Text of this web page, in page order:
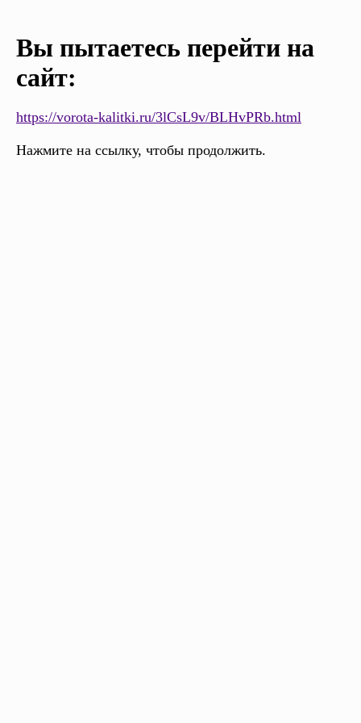
Вы пытаетесь перейти на
сайт:
https://vorota-kalitki.ru/3lCsL9v/BLHvPRb.html
Нажмите на ссылку, чтобы продолжить.